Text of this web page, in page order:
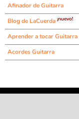
Afinador de Guitarra
Blog de LaCuerda ¡nuevo!
Aprender a tocar Guitarra
Acordes Guitarra